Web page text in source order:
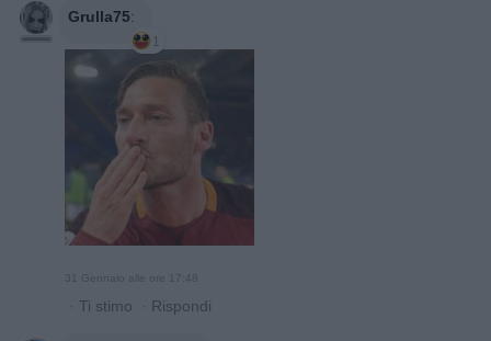
Grulla75:
1
31 Gennaio alle ore 17:48
· Ti stimo · Rispondi